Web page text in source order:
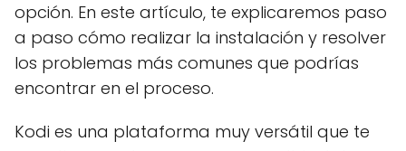
opción. En este artículo, te explicaremos paso
a paso cómo realizar la instalación y resolver
los problemas más comunes que podrías
encontrar en el proceso.
Kodi es una plataforma muy versátil que te